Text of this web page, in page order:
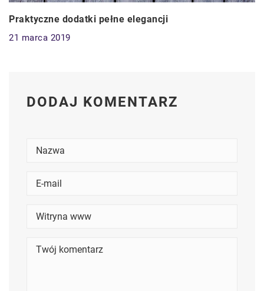
Praktyczne dodatki pełne elegancji
21 marca 2019
DODAJ KOMENTARZ